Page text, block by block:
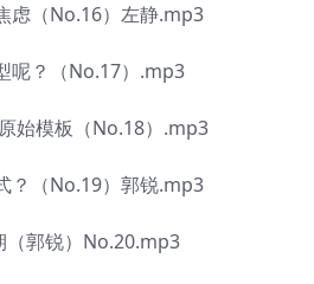
虑（No.16）左静.mp3
呢？（No.17）.mp3
始模板（No.18）.mp3
？（No.19）郭锐.mp3
（郭锐）No.20.mp3